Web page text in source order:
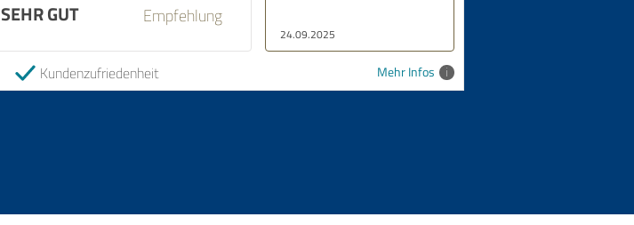
SEHR GUT Empfehlung
24.09.2025
Mehr Infos
Kundenzufriedenheit